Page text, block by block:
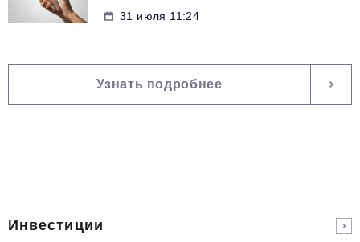
31 июля 11:24
Узнать подробнее
Инвестиции